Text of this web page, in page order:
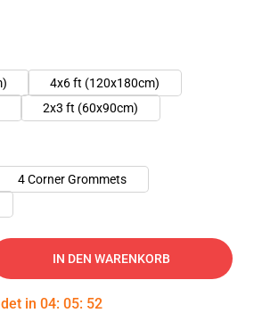
4x6 ft (120x180cm)
2x3 ft (60x90cm)
4 Corner Grommets
IN DEN WARENKORB
in 04: 05: 52